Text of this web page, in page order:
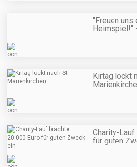
"Freuen uns
Heimspiel!"
Kirtag lockt
Charity-Lauf
für guten